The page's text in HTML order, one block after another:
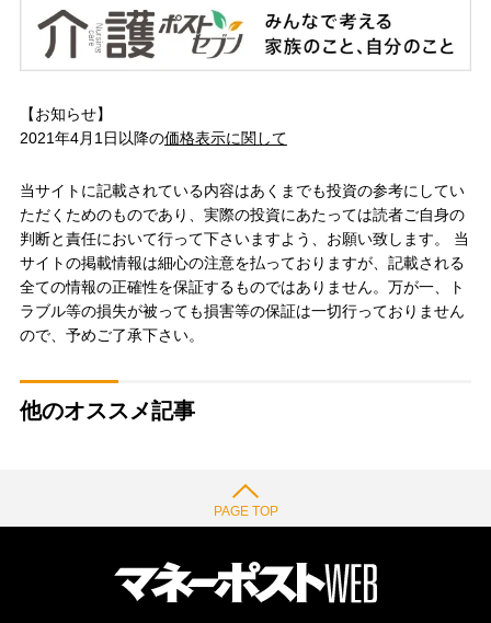
【お知らせ】
2021年4月1日以降の価格表示に関して
当サイトに記載されている内容はあくまでも投資の参考にしてい
ただくためのものであり、実際の投資にあたっては読者ご自身の
判断と責任において行って下さいますよう、お願い致します。 当
サイトの掲載情報は細心の注意を払っておりますが、記載される
全ての情報の正確性を保証するものではありません。万が一、ト
ラブル等の損失が被っても損害等の保証は一切行っておりません
ので、予めご了承下さい。
他のオススメ記事
PAGE TOP